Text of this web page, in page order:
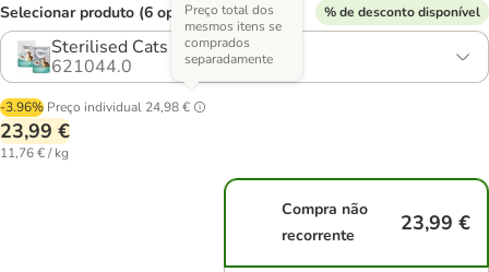
Selecionar produto (6 opções) % de desconto disponível
Sterilised Cats
621044.0
-3.96% Preço individual 24,98 €
Preço total dos
mesmos itens se
comprados
separadamente
23,99 €
11,76 € / kg
Compra não
recorrente
23,99 €